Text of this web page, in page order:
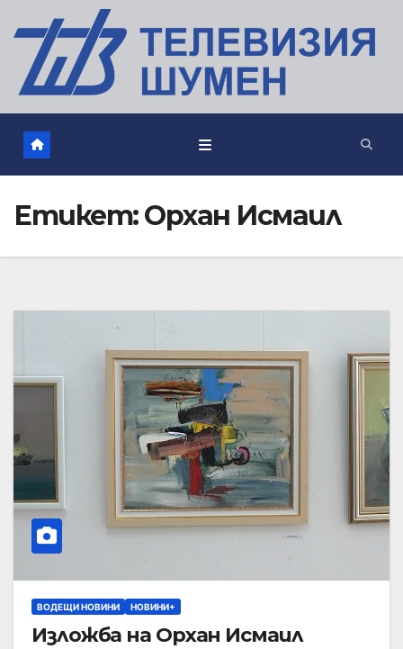
Етикет:Орхан Исмаил
ВОДЕЩИ НОВИНИ НОВИНИ+
Изложба на Орхан Исмаил